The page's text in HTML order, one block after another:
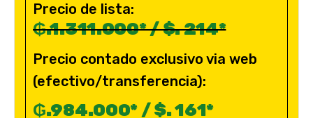
Precio de lista:
₲.1.311.000* / $. 214*
Precio contado exclusivo via web
(efectivo/transferencia):
₲.984.000* / $. 161*